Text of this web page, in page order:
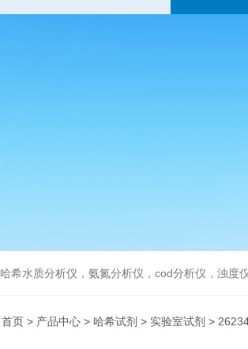
哈希水质分析仪，氨氮分析仪，cod分析仪，浊度
首页 > 产品中心 > 哈希试剂 > 实验室试剂 >